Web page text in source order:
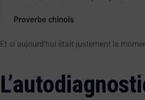
Proverbe chinois
Et si aujourd’hui était justement le